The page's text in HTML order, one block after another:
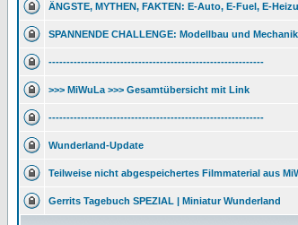
ÄNGSTE, MYTHEN, FAKTEN: E-Auto, E-Fuel, E-
SPANNENDE CHALLENGE: Modellbau und
------------------------------------------------------------
>>> MiWuLa >>> Gesamtübersicht mit Link
------------------------------------------------------------
Wunderland-Update
Teilweise nicht abgespeichertes Filmmaterial aus
Gerrits Tagebuch SPEZIAL | Miniatur Wunderland